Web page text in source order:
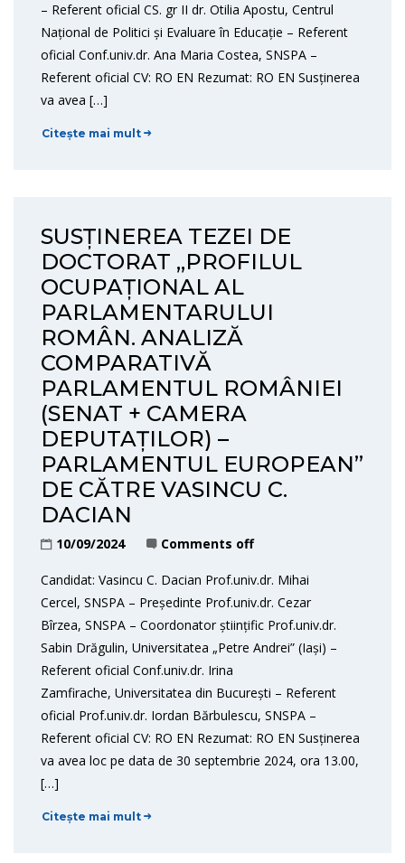
– Referent oficial CS. gr II dr. Otilia Apostu, Centrul
Național de Politici și Evaluare în Educație – Referent
oficial Conf.univ.dr. Ana Maria Costea, SNSPA –
Referent oficial CV: RO EN Rezumat: RO EN Susținerea
va avea […]
Citește mai mult
SUSȚINEREA TEZEI DE
DOCTORAT „PROFILUL
OCUPAȚIONAL AL
PARLAMENTARULUI
ROMÂN. ANALIZĂ
COMPARATIVĂ
PARLAMENTUL ROMÂNIEI
(SENAT + CAMERA
DEPUTAȚILOR) –
PARLAMENTUL EUROPEAN”
DE CĂTRE VASINCU C.
DACIAN
10/09/2024 Comments off
Candidat: Vasincu C. Dacian Prof.univ.dr. Mihai
Cercel, SNSPA – Președinte Prof.univ.dr. Cezar
Bîrzea, SNSPA – Coordonator științific Prof.univ.dr.
Sabin Drăgulin, Universitatea „Petre Andrei” (Iași) –
Referent oficial Conf.univ.dr. Irina
Zamfirache, Universitatea din București – Referent
oficial Prof.univ.dr. Iordan Bărbulescu, SNSPA –
Referent oficial CV: RO EN Rezumat: RO EN Susținerea
va avea loc pe data de 30 septembrie 2024, ora 13.00,
[…]
Citește mai mult